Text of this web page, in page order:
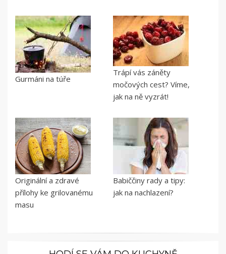
Gurmáni na túře
Trápí vás záněty
močových cest? Víme,
jak na ně vyzrát!
Originální a zdravé
přílohy ke grilovanému
masu
Babiččiny rady a tipy:
jak na nachlazení?